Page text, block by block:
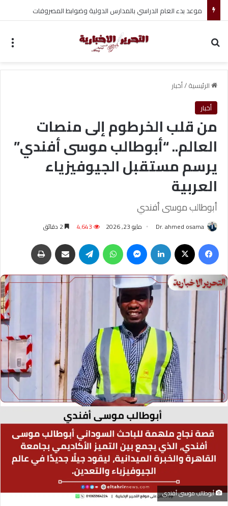
موعد بدء العام الدراسي بالمدارس الدولية وضوابط المصروفات
الرئيسية/أخبار
أخبار
من قلب الخرطوم إلى منصات
العالم.. “أبوطالب موسى أفندي”
يرسم مستقبل الجيوفيزياء
العربية
أبوطالب موسى أفندي
Dr. ahmed osama مايو 23, 2026 4٬643
أبوطالب موسى أفندي